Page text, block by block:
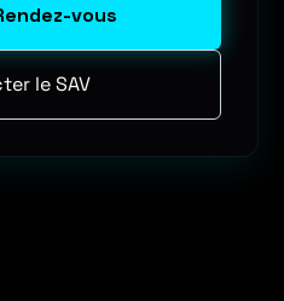
vous
le SAV